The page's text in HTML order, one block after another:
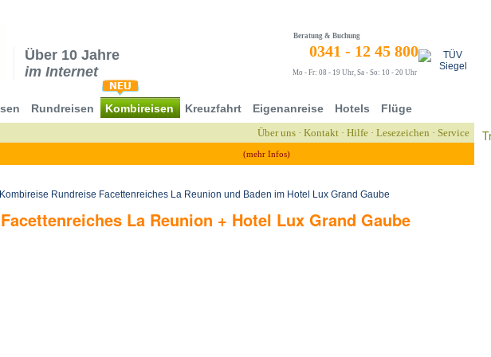
Über 10 Jahre
im Internet
Beratung & Buchung
0341 - 12 45 800
Mo - Fr: 08 - 19 Uhr, Sa - So: 10 - 20 Uhr
Rundreisen Kombireisen Kreuzfahrt Eigenanreise Hotels Flüge
Über uns · Kontakt · Hilfe · Lesezeichen · Service
(mehr Infos)
Rundreise Facettenreiches La Reunion und Baden im Hotel Lux Grand Gaube
La Reunion + Hotel Lux Grand Gaube